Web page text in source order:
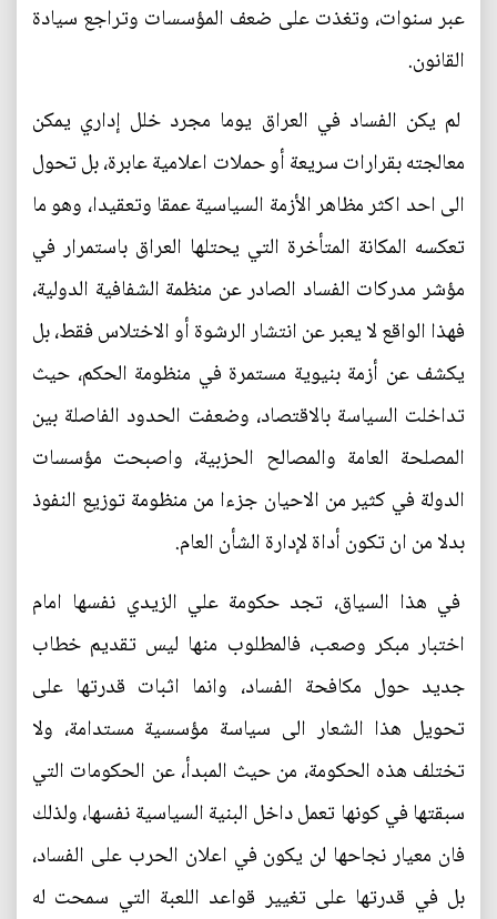
عبر سنوات، وتغذت على ضعف المؤسسات وتراجع سيادة
القانون.
لم يكن الفساد في العراق يوما مجرد خلل إداري يمكن
معالجته بقرارات سريعة أو حملات اعلامية عابرة، بل تحول
الى احد اكثر مظاهر الأزمة السياسية عمقا وتعقيدا، وهو ما
تعكسه المكانة المتأخرة التي يحتلها العراق باستمرار في
مؤشر مدركات الفساد الصادر عن منظمة الشفافية الدولية،
فهذا الواقع لا يعبر عن انتشار الرشوة أو الاختلاس فقط، بل
يكشف عن أزمة بنيوية مستمرة في منظومة الحكم، حيث
تداخلت السياسة بالاقتصاد، وضعفت الحدود الفاصلة بين
المصلحة العامة والمصالح الحزبية، واصبحت مؤسسات
الدولة في كثير من الاحيان جزءا من منظومة توزيع النفوذ
بدلا من ان تكون أداة لإدارة الشأن العام.
في هذا السياق، تجد حكومة علي الزيدي نفسها امام
اختبار مبكر وصعب، فالمطلوب منها ليس تقديم خطاب
جديد حول مكافحة الفساد، وانما اثبات قدرتها على
تحويل هذا الشعار الى سياسة مؤسسية مستدامة، ولا
تختلف هذه الحكومة، من حيث المبدأ، عن الحكومات التي
سبقتها في كونها تعمل داخل البنية السياسية نفسها، ولذلك
فان معيار نجاحها لن يكون في اعلان الحرب على الفساد،
بل في قدرتها على تغيير قواعد اللعبة التي سمحت له